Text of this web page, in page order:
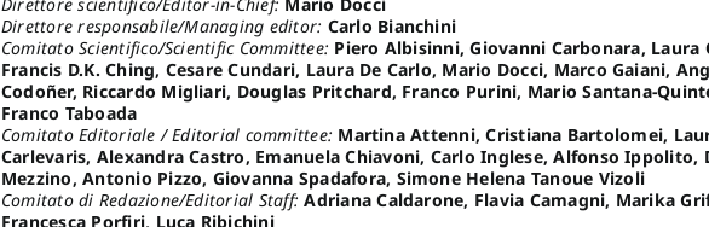
Direttore responsabile/Managing editor: Carlo Bianchini
Comitato Scientifico/Scientific Committee: Piero Albisinni, Giovanni Carbonara, Laura
Francis D.K. Ching, Cesare Cundari, Laura De Carlo, Mario Docci, Marco Gaiani,
Codoñer, Riccardo Migliari, Douglas Pritchard, Franco Purini, Mario Santana-
Franco Taboada
Comitato Editoriale / Editorial committee: Martina Attenni, Cristiana Bartolomei,
Carlevaris, Alexandra Castro, Emanuela Chiavoni, Carlo Inglese, Alfonso Ippolito,
Mezzino, Antonio Pizzo, Giovanna Spadafora, Simone Helena Tanoue Vizoli
Comitato di Redazione/Editorial Staff:Adriana Caldarone, Flavia Camagni, Marika
Francesca Porfiri, Luca Ribichini